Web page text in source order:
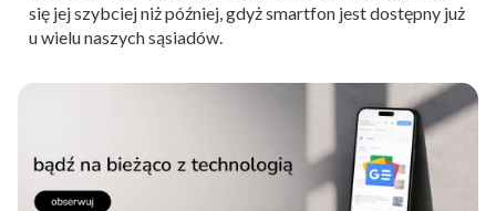
się jej szybciej niż później, gdyż smartfon jest dostępny już
u wielu naszych sąsiadów.